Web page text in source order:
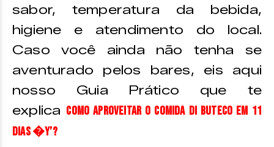
sabor, temperatura da bebida,
higiene e atendimento do local.
Caso você ainda não tenha se
aventurado pelos bares, eis aqui
nosso Guia Prático que te
explica COMO APROVEITAR O COMIDA DI BUTECO EM 11
DIAS �Y’?